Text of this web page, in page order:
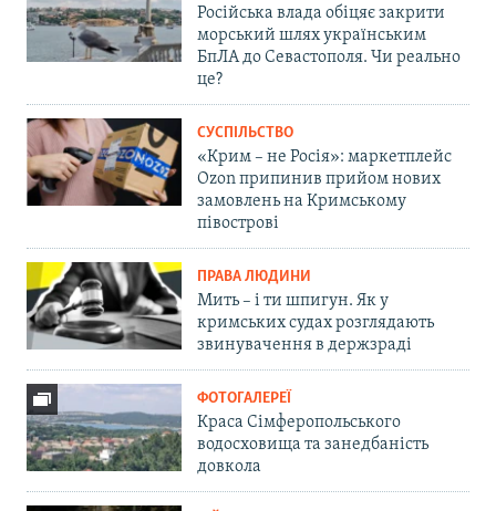
Російська влада обіцяє закрити
морський шлях українським
БпЛА до Севастополя. Чи реально
це?
СУСПІЛЬСТВО
«Крим – не Росія»: маркетплейс
Ozon припинив прийом нових
замовлень на Кримському
півострові
ПРАВА ЛЮДИНИ
Мить – і ти шпигун. Як у
кримських судах розглядають
звинувачення в держзраді
ФОТОГАЛЕРЕЇ
Краса Сімферопольського
водосховища та занедбаність
довкола